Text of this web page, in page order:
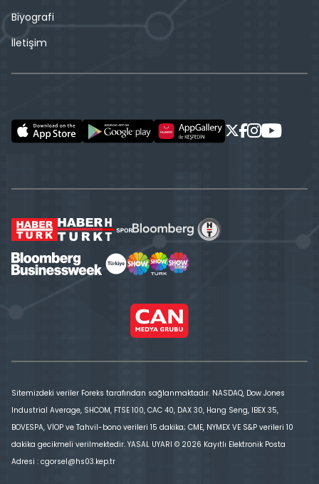
Biyografi
İletişim
Sitemizdeki veriler Foreks tarafından sağlanmaktadır. NASDAQ, Dow Jones
Industrial Average, SHCOM, FTSE 100, CAC 40, DAX 30, Hang Seng, IBEX 35,
BOVESPA, VİOP ve Tahvil-bono verileri 15 dakika; CME, NYMEX VE S&P verileri 10
dakika gecikmeli verilmektedir. YASAL UYARI © 2026 Kayıtlı Elektronik Posta
Adresi : cgorsel@hs03.kep.tr